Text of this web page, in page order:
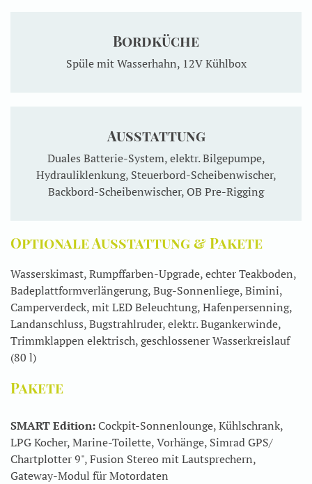
Bordküche
Spüle mit Wasserhahn, 12V Kühlbox
Ausstattung
Duales Batterie-System, elektr. Bilgepumpe,
Hydrauliklenkung, Steuerbord-Scheibenwischer,
Backbord-Scheibenwischer, OB Pre-Rigging
Optionale Ausstattung & Pakete
Wasserskimast, Rumpffarben-Upgrade, echter Teakboden,
Badeplattformverlängerung, Bug-Sonnenliege, Bimini,
Camperverdeck, mit LED Beleuchtung, Hafenpersenning,
Landanschluss, Bugstrahlruder, elektr. Bugankerwinde,
Trimmklappen elektrisch, geschlossener Wasserkreislauf
(80 l)
Pakete
SMART Edition:Cockpit-Sonnenlounge, Kühlschrank,
LPG Kocher, Marine-Toilette, Vorhänge, Simrad GPS/
Chartplotter 9", Fusion Stereo mit Lautsprechern,
Gateway-Modul für Motordaten